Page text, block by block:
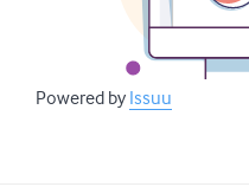
Powered by Issuu